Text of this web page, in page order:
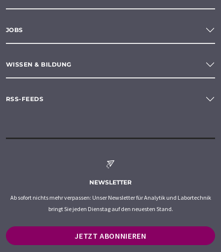
JOBS
WISSEN & BILDUNG
RSS-FEEDS
NEWSLETTER
Ab sofort nichts mehr verpassen: Unser Newsletter für Analytik und Labortechnik
bringt Sie jeden Dienstag auf den neuesten Stand.
JETZT ABONNIEREN